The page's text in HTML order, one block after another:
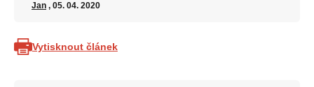
Jan , 05. 04. 2020
Vytisknout článek